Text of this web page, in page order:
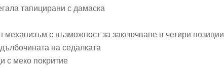
тапицирани с дамаска
с възможност за заключване в четири позиции
на седалката
с меко покритие